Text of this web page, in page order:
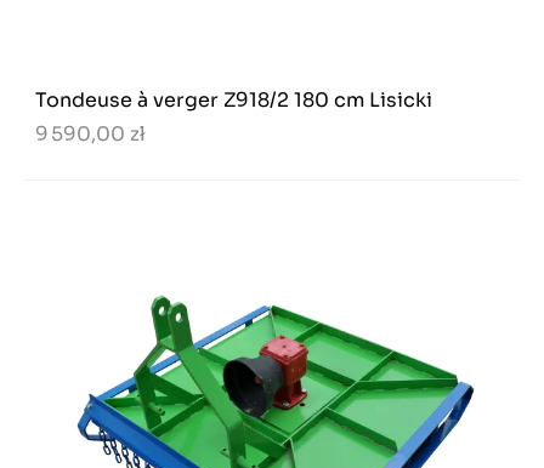
Tondeuse à verger Z918/2 180 cm Lisicki
9 590,00 zł